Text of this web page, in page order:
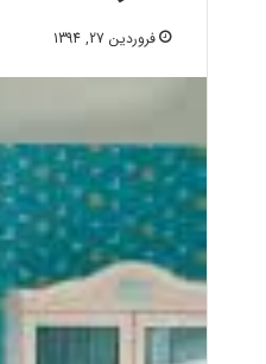
فروردین 27, 1394